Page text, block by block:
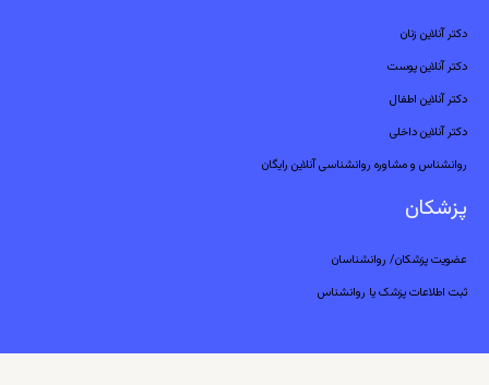
دکتر آنلاین زنان
دکتر آنلاین پوست
دکتر آنلاین اطفال
دکتر آنلاین داخلی
روانشناس و مشاوره روانشناسی آنلاین رایگان
پزشکان
عضویت پزشکان/ روانشناسان
ثبت اطلاعات پزشک یا روانشناس